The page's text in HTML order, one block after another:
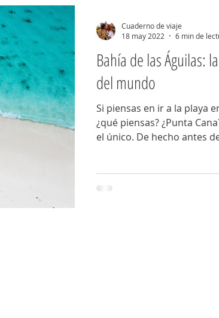
Bahía de las Águilas:
del mundo
Si piensas en ir a la playa
¿qué piensas? ¿Punta
el único. De hecho antes
Cuaderno de viaje
18 may 2022
6 min de